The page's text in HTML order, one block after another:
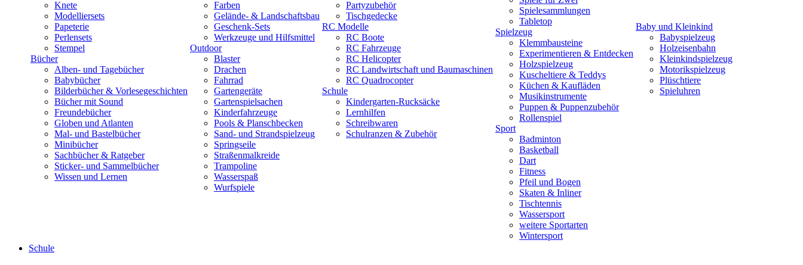
Knete
Modelliersets
Papeterie
Perlensets
Stempel
Bücher
Alben- und Tagebücher
Babybücher
Bilderbücher & Vorlesegeschichten
Bücher mit Sound
Freundebücher
Globen und Atlanten
Mal- und Bastelbücher
Minibücher
Sachbücher & Ratgeber
Sticker- und Sammelbücher
Wissen und Lernen
Farben
Gelände- & Landschaftsbau
Geschenk-Sets
Werkzeuge und Hilfsmittel
Outdoor
Blaster
Drachen
Fahrrad
Gartengeräte
Gartenspielsachen
Kinderfahrzeuge
Pools & Planschbecken
Sand- und Strandspielzeug
Springseile
Straßenmalkreide
Trampoline
Wasserspaß
Wurfspiele
Partyzubehör
Tischgedecke
RC Modelle
RC Boote
RC Fahrzeuge
RC Helicopter
RC Landwirtschaft und Baumaschinen
RC Quadrocopter
Schule
Kindergarten-Rucksäcke
Lernhilfen
Schreibwaren
Schulranzen & Zubehör
Spielesammlungen
Tabletop
Spielzeug
Klemmbausteine
Experimentieren & Entdecken
Holzspielzeug
Kuscheltiere & Teddys
Küchen & Kaufläden
Musikinstrumente
Puppen & Puppenzubehör
Rollenspiel
Sport
Badminton
Basketball
Dart
Fitness
Pfeil und Bogen
Skaten & Inliner
Tischtennis
Wassersport
weitere Sportarten
Wintersport
Baby und Kleinkind
Babyspielzeug
Holzeisenbahn
Kleinkindspielzeug
Motorikspielzeug
Plüschtiere
Spieluhren
Schule